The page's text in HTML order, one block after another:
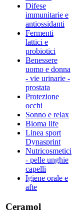
Difese
immunitarie e
antiossidanti
Fermenti
lattici e
probiotici
Benessere
uomo e donna
- vie urinarie -
prostata
Protezione
occhi
Sonno e relax
Bioma life
Linea sport
Dynasprint
Nutricosmetici
- pelle unghie
capelli
Igiene orale e
afte
Ceramol